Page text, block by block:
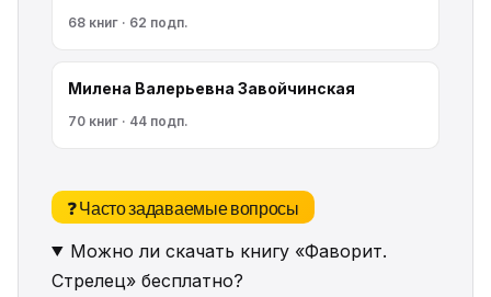
68 книг · 62 подп.
Милена Валерьевна Завойчинская
70 книг · 44 подп.
❓ Часто задаваемые вопросы
Можно ли скачать книгу «Фаворит.
Стрелец» бесплатно?